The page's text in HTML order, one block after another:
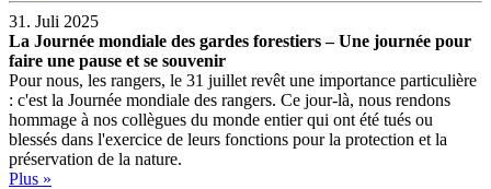
31. Juli 2025
La Journée mondiale des gardes forestiers – Une journée pour
faire une pause et se souvenir
Pour nous, les rangers, le 31 juillet revêt une importance particulière
: c'est la Journée mondiale des rangers. Ce jour-là, nous rendons
hommage à nos collègues du monde entier qui ont été tués ou
blessés dans l'exercice de leurs fonctions pour la protection et la
préservation de la nature.
Plus »